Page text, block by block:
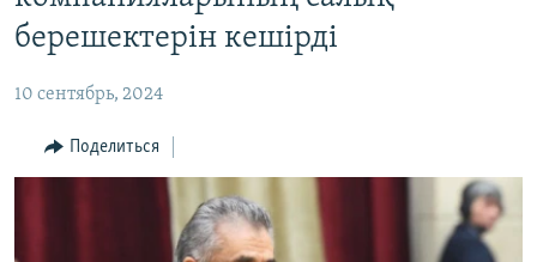
Вернутся
главной
навигации
Вернутся
КОНТАКТЫ
НАСТОЯЩЕЕ ВРЕМЯ
МИГРАНТ МЕДИА
берешектерін кешірді
10 сентябрь, 2024
Поделиться